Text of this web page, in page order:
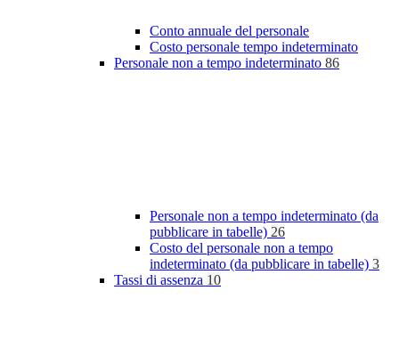
Conto annuale del personale
Costo personale tempo indeterminato
Personale non a tempo indeterminato 86
Personale non a tempo indeterminato (da
pubblicare in tabelle) 26
Costo del personale non a tempo
indeterminato (da pubblicare in tabelle) 3
Tassi di assenza 10